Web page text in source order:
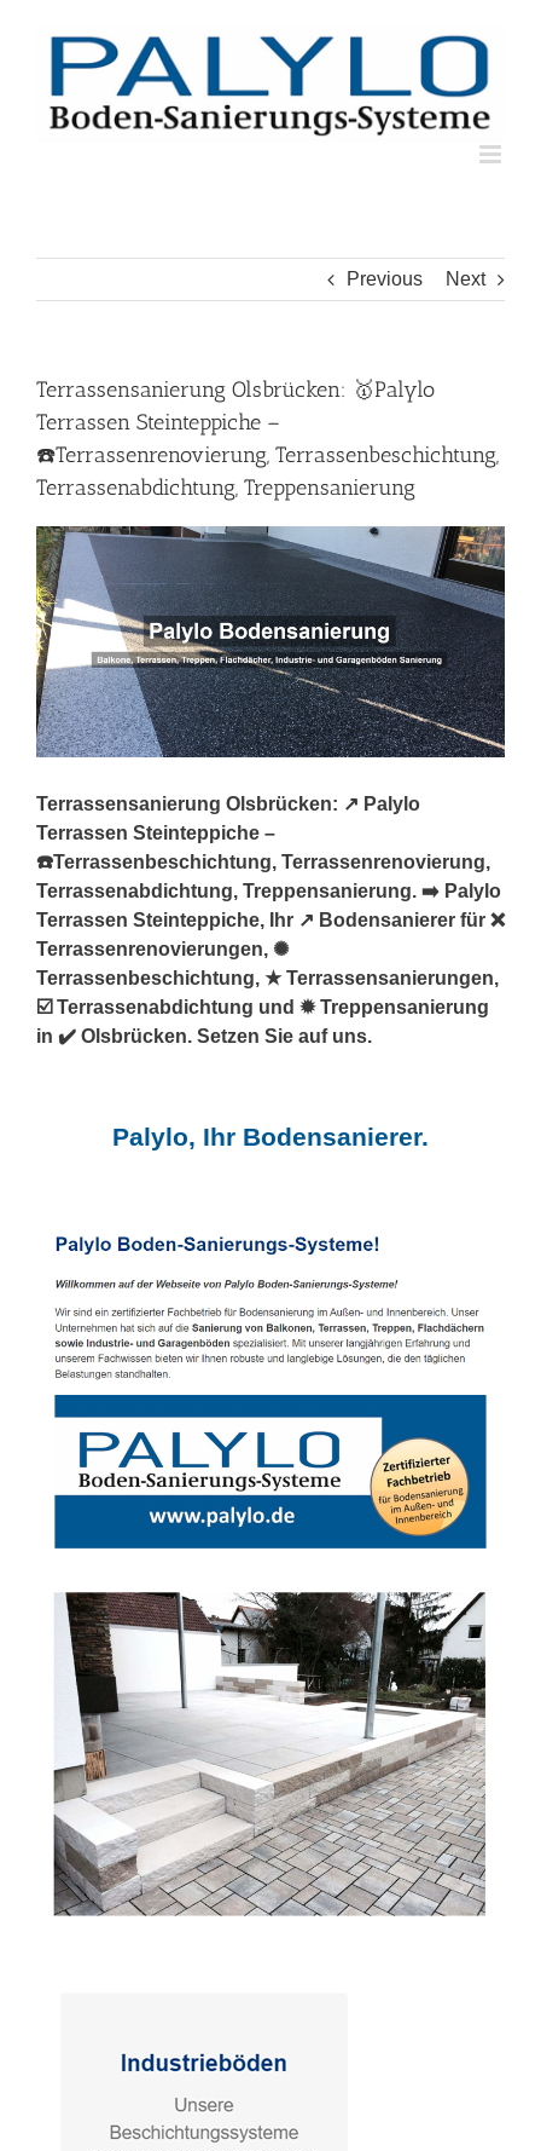
Previous Next
Terrassensanierung Olsbrücken: 🥇Palylo
Terrassen Steinteppiche –
☎️Terrassenrenovierung, Terrassenbeschichtung,
Terrassenabdichtung, Treppensanierung
Terrassensanierung Olsbrücken: ↗️ Palylo
Terrassen Steinteppiche –
☎️Terrassenbeschichtung, Terrassenrenovierung,
Terrassenabdichtung, Treppensanierung. ➡️ Palylo
Terrassen Steinteppiche, Ihr ↗️ Bodensanierer für ❌
Terrassenrenovierungen, ✺
Terrassenbeschichtung, ★ Terrassensanierungen,
☑️ Terrassenabdichtung und ✹ Treppensanierung
in ✔️ Olsbrücken. Setzen Sie auf uns.
Palylo, Ihr Bodensanierer.